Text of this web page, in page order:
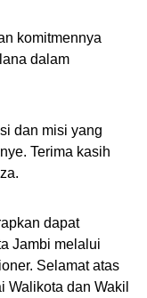
komitmennya
dalam
dan misi yang
Terima kasih
dapat
Jambi melalui
Selamat atas
dan Wakil